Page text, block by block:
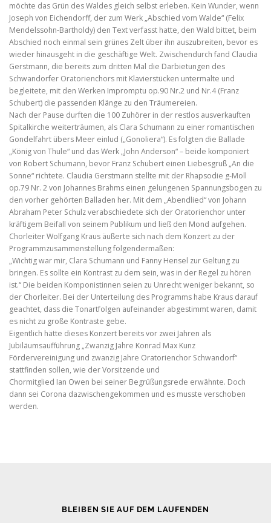
möchte das Grün des Waldes gleich selbst erleben. Kein Wunder, wenn
Joseph von Eichendorff, der zum Werk „Abschied vom Walde“ (Felix
Mendelssohn-Bartholdy) den Text verfasst hatte, den Wald bittet, beim
Abschied noch einmal sein grünes Zelt über ihn auszubreiten, bevor es
wieder hinausgeht in die geschäftige Welt. Zwischendurch fand Claudia
Gerstmann, die bereits zum dritten Mal die Darbietungen des
Schwandorfer Oratorienchors mit Klavierstücken untermalte und
begleitete, mit den Werken Impromptu op.90 Nr.2 und Nr.4 (Franz
Schubert) die passenden Klänge zu den Träumereien.
Nach der Pause durften die 100 Zuhörer in der restlos ausverkauften
Spitalkirche weiterträumen, als Clara Schumann zu einer romantischen
Gondelfahrt übers Meer einlud („Gonoliera“). Es folgten die Ballade
„König von Thule“ und das Werk „John Anderson“ – beide komponiert
von Robert Schumann, bevor Franz Schubert einen Liebesgruß „An die
Sonne“ richtete. Claudia Gerstmann stellte mit der Rhapsodie g-Moll
op.79 Nr. 2 von Johannes Brahms einen gelungenen Spannungsbogen zu
den vorher gehörten Balladen her. Mit dem „Abendlied“ von Johann
Abraham Peter Schulz verabschiedete sich der Oratorienchor unter
kräftigem Beifall von seinem Publikum und ließ den Mond aufgehen.
Chorleiter Wolfgang Kraus äußerte sich nach dem Konzert zu der
Programmzusammenstellung folgendermaßen:
„Wichtig war mir, Clara Schumann und Fanny Hensel zur Geltung zu
bringen. Es sollte ein Kontrast zu dem sein, was in der Regel zu hören
ist.“ Die beiden Komponistinnen seien zu Unrecht weniger bekannt, so
der Chorleiter. Bei der Unterteilung des Programms habe Kraus darauf
geachtet, dass die Tonartfolgen aufeinander abgestimmt waren, damit
es nicht zu große Kontraste gebe.
Eigentlich hätte dieses Konzert bereits vor zwei Jahren als
Jubiläumsaufführung „Zwanzig Jahre Konrad Max Kunz
Fördervereinigung und zwanzig Jahre Oratorienchor Schwandorf“
stattfinden sollen, wie der Vorsitzende und
Chormitglied Ian Owen bei seiner Begrüßungsrede erwähnte. Doch
dann sei Corona dazwischengekommen und es musste verschoben
werden.
BLEIBEN SIE AUF DEM LAUFENDEN